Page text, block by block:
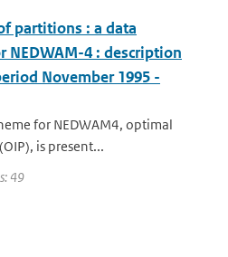
partitions : a data
NEDWAM-4 : description
November 1995 -
for NEDWAM4, optimal
is present...
49